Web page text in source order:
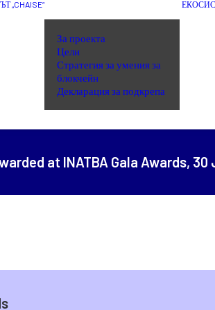
„CHAISE“
За проекта
Цели
Стратегия за умения за
блокчейн
Декларация за подкрепа
at INATBA Gala Awards, 30